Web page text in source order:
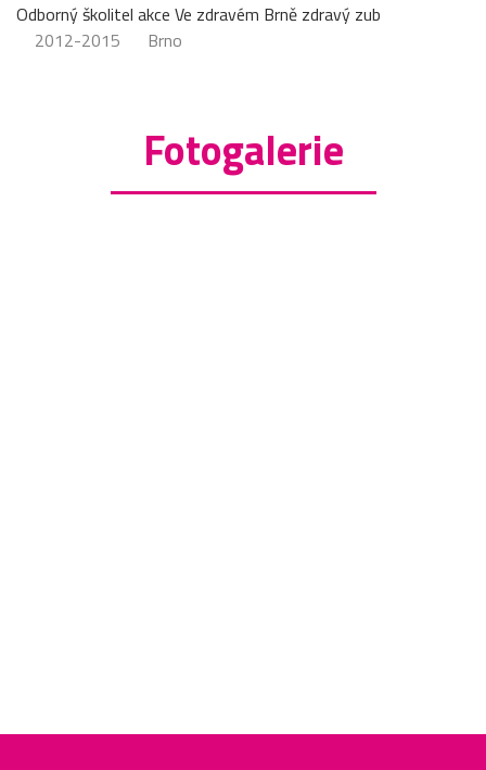
Odborný školitel akce Ve zdravém Brně zdravý zub
2012-2015
Brno
Fotogalerie